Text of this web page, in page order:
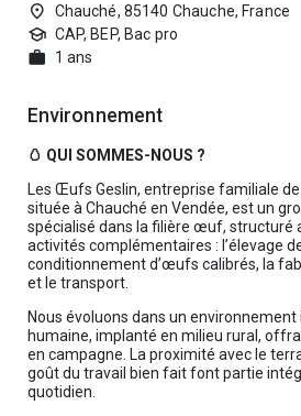
place Chauché, 85140 Chauche, France
school CAP, BEP, Bac pro
work 1 ans
Environnement
🥚 QUI SOMMES-NOUS ?
Les Œufs Geslin, entreprise familiale
située à Chauché en Vendée, est un
spécialisé dans la filière œuf, structuré
activités complémentaires : l’élevage
conditionnement d’œufs calibrés, la
et le transport.
Nous évoluons dans un
humaine, implanté en milieu rural,
en campagne. La proximité avec le
goût du travail bien fait font partie
quotidien.